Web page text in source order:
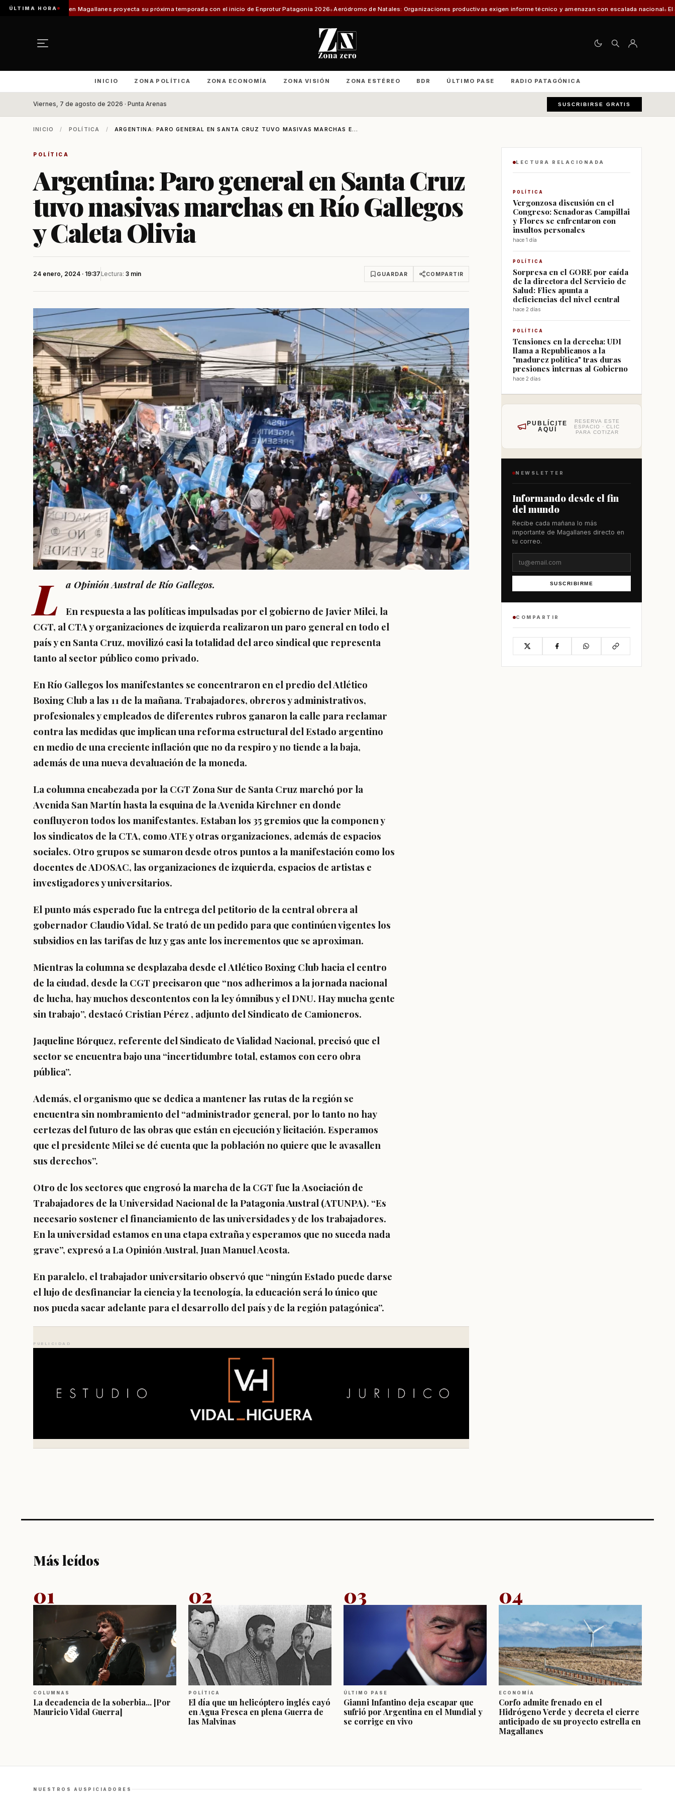
ÚLTIMA HORA
en Magallanes proyecta su próxima temporada con el inicio de Enprotur Patagonia 2026 Aeródromo de Natales: Organizaciones productivas exigen informe técnico y amenazan con escalada nacional El 30% de los
INICIO ZONA POLÍTICA ZONA ECONOMÍA ZONA VISIÓN ZONA ESTÉREO BDR ÚLTIMO PASE RADIO PATAGÓNICA
Viernes, 7 de agosto de 2026 · Punta Arenas SUSCRIBIRSE GRATIS
INICIO / POLÍTICA / ARGENTINA: PARO GENERAL EN SANTA CRUZ TUVO MASIVAS MARCHAS E...
POLÍTICA
Argentina: Paro general en Santa Cruz
tuvo masivas marchas en Río Gallegos
y Caleta Olivia
24 enero, 2024 · 19:37 Lectura: 3 min GUARDAR COMPARTIR
L a Opinión Austral de Río Gallegos.
En respuesta a las políticas impulsadas por el gobierno de Javier Milei, la
CGT, al CTA y organizaciones de izquierda realizaron un paro general en todo el
país y en Santa Cruz, movilizó casi la totalidad del arco sindical que representa
tanto al sector público como privado.
En Río Gallegos los manifestantes se concentraron en el predio del Atlético
Boxing Club a las 11 de la mañana. Trabajadores, obreros y administrativos,
profesionales y empleados de diferentes rubros ganaron la calle para reclamar
contra las medidas que implican una reforma estructural del Estado argentino
en medio de una creciente inflación que no da respiro y no tiende a la baja,
además de una nueva devaluación de la moneda.
La columna encabezada por la CGT Zona Sur de Santa Cruz marchó por la
Avenida San Martín hasta la esquina de la Avenida Kirchner en donde
confluyeron todos los manifestantes. Estaban los 35 gremios que la componen y
los sindicatos de la CTA, como ATE y otras organizaciones, además de espacios
sociales. Otro grupos se sumaron desde otros puntos a la manifestación como los
docentes de ADOSAC, las organizaciones de izquierda, espacios de artistas e
investigadores y universitarios.
El punto más esperado fue la entrega del petitorio de la central obrera al
gobernador Claudio Vidal. Se trató de un pedido para que continúen vigentes los
subsidios en las tarifas de luz y gas ante los incrementos que se aproximan.
Mientras la columna se desplazaba desde elAtlético Boxing Club hacia el centro
de la ciudad, desde la CGT precisaron que “nos adherimos a la jornada nacional
de lucha, hay muchos descontentos con la ley ómnibus y el DNU. Hay mucha gente
sin trabajo”, destacó Cristian Pérez , adjunto del Sindicato de Camioneros.
Jaqueline Bórquez, referente del Sindicato de Vialidad Nacional, precisó que el
sector se encuentra bajo una “incertidumbre total, estamos con cero obra
pública”.
Además, el organismo que se dedica a mantener las rutas de la región se
encuentra sin nombramiento del “administrador general, por lo tanto no hay
certezas del futuro de las obras que están en ejecución y licitación. Esperamos
que el presidente Milei se dé cuenta que la población no quiere que le avasallen
sus derechos”.
Otro de los sectores que engrosó la marcha de la CGT fue laAsociación de
Trabajadores de la Universidad Nacional de la Patagonia Austral (ATUNPA). “Es
necesario sostener el financiamiento de las universidades y de los trabajadores.
En la universidad estamos en una etapa extraña y esperamos que no suceda nada
grave”, expresó a La Opinión Austral, Juan Manuel Acosta.
En paralelo, el trabajador universitario observó que “ningún Estado puede darse
el lujo de desfinanciar la ciencia y la tecnología, la educación será lo único que
nos pueda sacar adelante para el desarrollo del país y de la región patagónica”.
PUBLICIDAD
LECTURA RELACIONADA
POLÍTICA
Vergonzosa discusión en el
Congreso: Senadoras Campillai
y Flores se enfrentaron con
insultos personales
hace 1 día
POLÍTICA
Sorpresa en el GORE por caída
de la directora del Servicio de
Salud: Flies apunta a
deficiencias del nivel central
hace 2 días
POLÍTICA
Tensiones en la derecha: UDI
llama a Republicanos a la
"madurez política" tras duras
presiones internas al Gobierno
hace 2 días
PUBLÍCITE
AQUÍ
RESERVA ESTE
ESPACIO · CLIC
PARA COTIZAR
NEWSLETTER
Informando desde el fin
del mundo
Recibe cada mañana lo más
importante de Magallanes directo en
tu correo.
SUSCRIBIRME
COMPARTIR
Más leídos
01
COLUMNAS
La decadencia de la soberbia... [Por
Mauricio Vidal Guerra]
02
POLÍTICA
El día que un helicóptero inglés cayó
en Agua Fresca en plena Guerra de
las Malvinas
03
ÚLTIMO PASE
Gianni Infantino deja escapar que
sufrió por Argentina en el Mundial y
se corrige en vivo
04
ECONOMÍA
Corfo admite frenado en el
Hidrógeno Verde y decreta el cierre
anticipado de su proyecto estrella en
Magallanes
NUESTROS AUSPICIADORES